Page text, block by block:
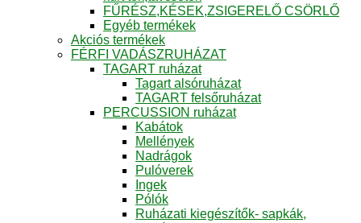
FŰRÉSZ,KÉSEK,ZSIGERELŐ CSÖRLŐ
Egyéb termékek
Akciós termékek
FÉRFI VADÁSZRUHÁZAT
TAGART ruházat
Tagart alsóruházat
TAGART felsőruházat
PERCUSSION ruházat
Kabátok
Mellények
Nadrágok
Pulóverek
Ingek
Pólók
Ruházati kiegészítők- sapkák,